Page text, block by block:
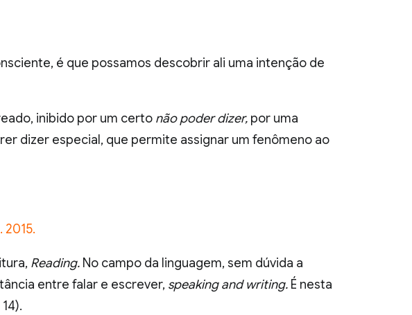
é que possamos descobrir ali uma intenção de
inibido por um certo não poder dizer, por uma
dizer especial, que permite assignar um fenômeno ao
2015.
Reading. No campo da linguagem, sem dúvida a
entre falar e escrever, speaking and writing. É nesta